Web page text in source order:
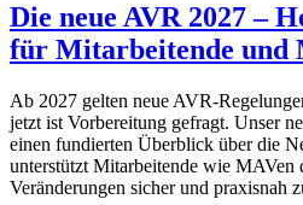
Die neue AVR 2027 –
für Mitarbeitende und
Ab 2027 gelten neue AVR-
jetzt ist Vorbereitung gefragt. Unser
einen fundierten Überblick über die
unterstützt Mitarbeitende wie MAVen
Veränderungen sicher und praxisnah